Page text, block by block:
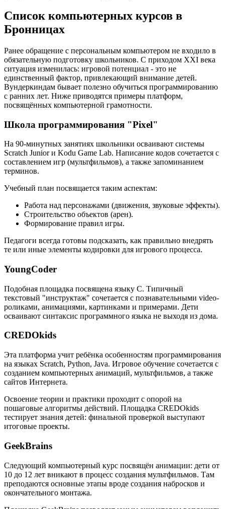
Список компьютерных курсов в
Бронницах
Ранее обращение с персональным компьютером не входило в
обязательную подготовку школьников. С приходом XXI века
ситуация изменилась: игровой потенциал - это не
единственный фактор, привлекающий внимание детей.
Вундеркиндам бывает полезно обучиться программированию
с ранних лет. Ниже приводятся примеры платформ,
посвящённых компьютерной грамотности.
Школа программирования "Pixel"
На 90-минутных занятиях школьники осваивают системы
Scratch Junior и Kodu Game Lab. Написание кодов сочетается с
составлением игр (мультфильмов), а также запоминанием
терминов.
Учебный план посвящается таким аспектам:
Работа над персонажами (движения, звуковые эффекты).
Строительство объектов (арен).
Формирование правил игры.
Педагоги всегда готовы подсказать, как правильно внедрять
те или иные элементы кодировки для игрового процесса.
YoungCoder
Подобная площадка посвящена языку C. Типичный
текстовый "инструктаж" сочетается с познавательными video-
роликами, анимациями, картинками и примерами. Дети
осваивают синтаксис программного языка не выходя из дома.
CREDOkids
Эта платформа учит ребёнка особенностям программирования
на языках Scratch, Python, Java. Игровое обучение сочетается с
созданием компьютерных анимаций, мультфильмов, а также
сайтов Интернета.
Освоение теории и практики проходит с опорой на
пошаговые алгоритмы действий. Площадка CREDOkids
тестирует знания детей: финальной проверкой выступают
итоговые проекты.
GeekBrains
Следующий компьютерный курс посвящён анимации: дети от
10 до 12 лет вникают в процесс создания мультфильмов. Там
преподаются основные этапы вроде создания набросков и
окончательного монтажа.